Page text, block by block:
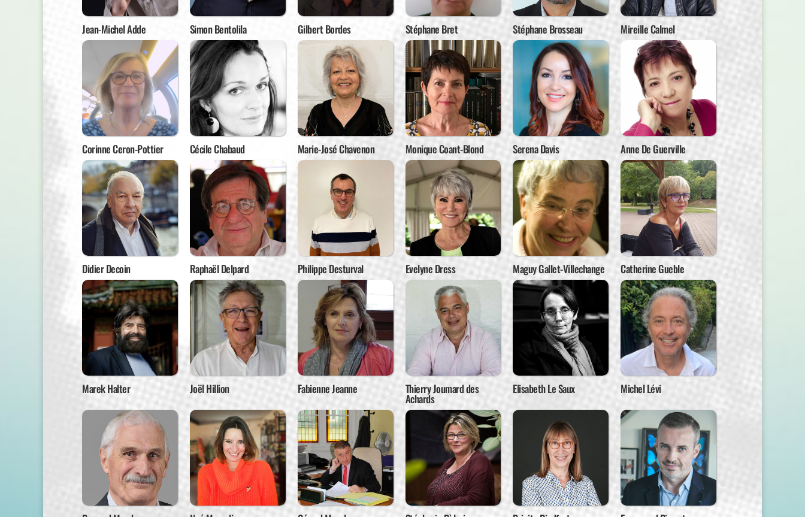
Jean-Michel Adde Simon Bentolila Gilbert Bordes Stéphane Bret Stéphane Brosseau Mireille Calmel
Corinne Ceron-Pottier Cécile Chabaud Marie-José Chavenon Monique Coant-Blond Serena Davis Anne De Guerville
Didier Decoin Raphaël Delpard Philippe Desturval Evelyne Dress Maguy Gallet-Villechange Catherine Gueble
Marek Halter Joël Hillion Fabienne Jeanne Thierry Joumard des
Achards
Elisabeth Le Saux Michel Lévi